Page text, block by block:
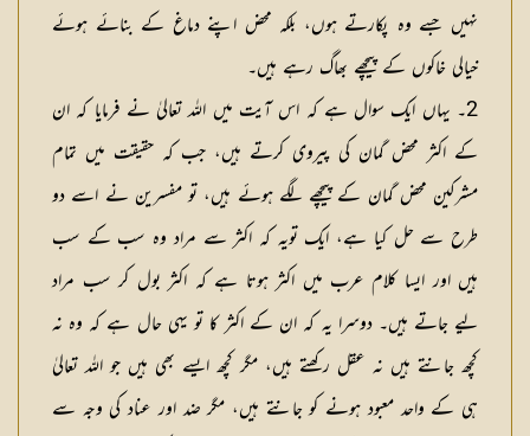
نہیں جسے وہ پکارتے ہوں، بلکہ محض اپنے دماغ کے بنائے ہوئے
خیالی خاکوں کے پیچھے بھاگ رہے ہیں۔
2۔ یہاں ایک سوال ہے کہ اس آیت میں اللہ تعالیٰ نے فرمایا کہ ان
کے اکثر محض گمان کی پیروی کرتے ہیں، جب کہ حقیقت میں تمام
مشرکین محض گمان کے پیچھے لگے ہوئے ہیں، تو مفسرین نے اسے دو
طرح سے حل کیا ہے، ایک تویہ کہ اکثر سے مراد وہ سب کے سب
ہیں اور ایسا کلام عرب میں اکثر ہوتا ہے کہ اکثر بول کر سب مراد
لیے جاتے ہیں۔ دوسرا یہ کہ ان کے اکثر کا تو یہی حال ہے کہ وہ نہ
کچھ جانتے ہیں نہ عقل رکھتے ہیں، مگر کچھ ایسے بھی ہیں جو اللہ تعالیٰ
ہی کے واحد معبود ہونے کو جانتے ہیں، مگر ضد اور عناد کی وجہ سے